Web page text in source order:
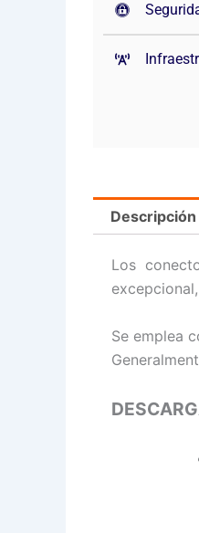
Descripción
Los
Se emplea